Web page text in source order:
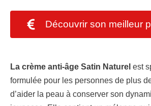
Découvrir son meilleur
La crème anti-âge Satin Naturel est
formulée pour les personnes de plus
d’aider la peau à conserver son